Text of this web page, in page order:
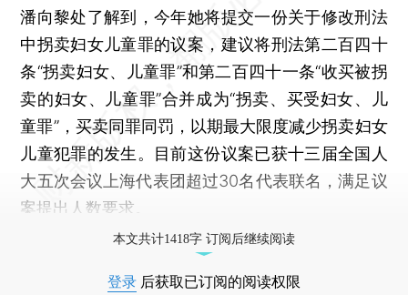
潘向黎处了解到，今年她将提交一份关于修改刑法
中拐卖妇女儿童罪的议案，建议将刑法第二百四十
条“拐卖妇女、儿童罪”和第二百四十一条“收买被拐
卖的妇女、儿童罪”合并成为“拐卖、买受妇女、儿
童罪”，买卖同罪同罚，以期最大限度减少拐卖妇女
儿童犯罪的发生。目前这份议案已获十三届全国人
大五次会议上海代表团超过30名代表联名，满足议
案提出人数要求。
本文共计1418字 订阅后继续阅读
登录 后获取已订阅的阅读权限